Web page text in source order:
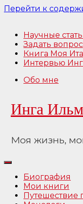
Перейти к
Научные
Задать вопрос
Книга Моя
Интервью
Обо мне
Инга Ильм
Моя жизнь,
Биография
Мои книги
Путешествие